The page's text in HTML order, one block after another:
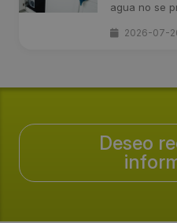
agua no se
2026-07-
Deseo